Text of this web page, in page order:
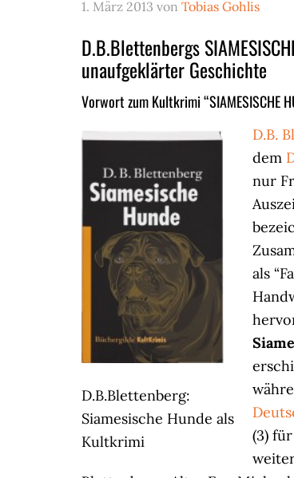
1. März 2013 von Tobias Gohlis
D.B.Blettenbergs
unaufgeklärter Geschichte
Vorwort zum Kultkrimi “SIAMESISCHE
D.B.Blettenberg:
Siamesische Hunde als
Kultkrimi
D.B.
dem
nur
als
(3)